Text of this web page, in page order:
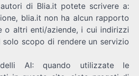
di Blia.it potete scrivere a:
blia.it non ha alcun rapporto
o altri enti/aziende, i cui indirizzi
scopo di rendere un servizio
AI: quando utilizzate le